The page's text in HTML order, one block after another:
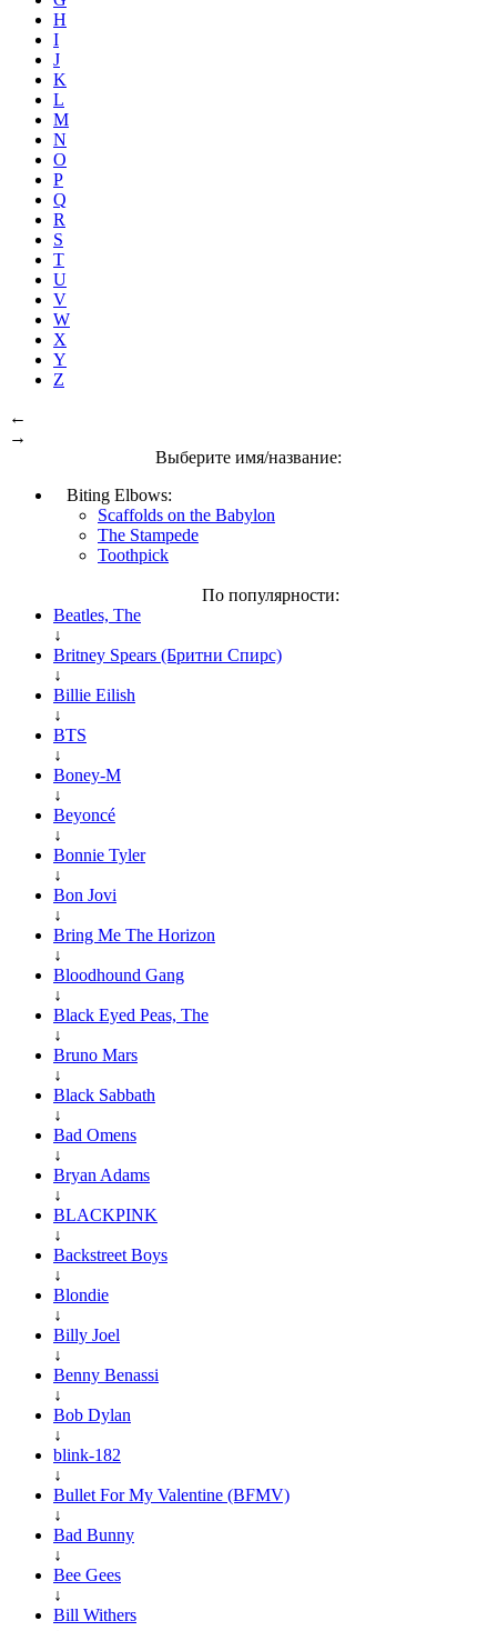
H
I
J
K
L
M
N
O
P
Q
R
S
T
U
V
W
X
Y
Z
←
→
Выберите имя/название:
Biting Elbows:
Scaffolds on the Babylon
The Stampede
Toothpick
По популярности:
Beatles, The
↓
Britney Spears (Бритни Спирс)
↓
Billie Eilish
↓
BTS
↓
Boney-M
↓
Beyoncé
↓
Bonnie Tyler
↓
Bon Jovi
↓
Bring Me The Horizon
↓
Bloodhound Gang
↓
Black Eyed Peas, The
↓
Bruno Mars
↓
Black Sabbath
↓
Bad Omens
↓
Bryan Adams
↓
BLACKPINK
↓
Backstreet Boys
↓
Blondie
↓
Billy Joel
↓
Benny Benassi
↓
Bob Dylan
↓
blink-182
↓
Bullet For My Valentine (BFMV)
↓
Bad Bunny
↓
Bee Gees
↓
Bill Withers